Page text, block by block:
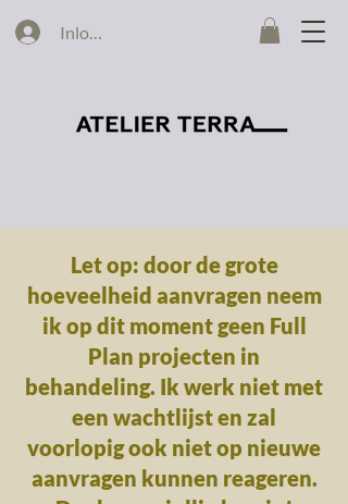
Inloggen
Let op: door de grote
hoeveelheid aanvragen neem
ik op dit moment geen Full
Plan projecten in
behandeling. Ik werk niet met
een wachtlijst en zal
voorlopig ook niet op nieuwe
aanvragen kunnen reageren.